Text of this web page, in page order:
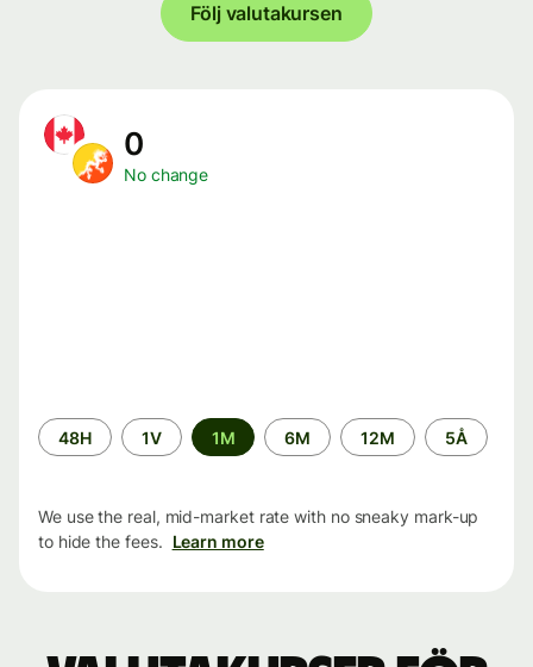
Följ valutakursen
0
No change
Time
period
48H 1V 1M 6M 12M 5Å
We use the real, mid-market rate with no sneaky mark-up
to hide the fees. Learn more